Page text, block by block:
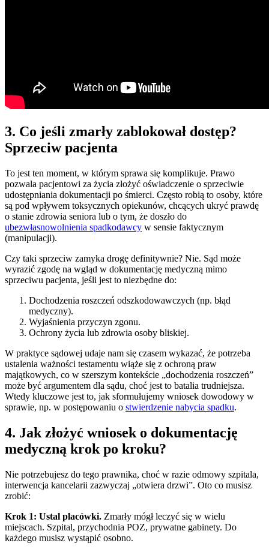
3. Co jeśli zmarły zablokował dostęp?
Sprzeciw pacjenta
To jest ten moment, w którym sprawa się komplikuje. Prawo
pozwala pacjentowi za życia złożyć oświadczenie o sprzeciwie
udostępniania dokumentacji po śmierci. Często robią to osoby, które
są pod wpływem toksycznych opiekunów, chcących ukryć prawdę
o stanie zdrowia seniora lub o tym, że doszło do
ubezwłasnowolnienia spadkodawcy w sensie faktycznym
(manipulacji).
Czy taki sprzeciw zamyka drogę definitywnie? Nie. Sąd może
wyrazić zgodę na wgląd w dokumentację medyczną mimo
sprzeciwu pacjenta, jeśli jest to niezbędne do:
Dochodzenia roszczeń odszkodowawczych (np. błąd
medyczny).
Wyjaśnienia przyczyn zgonu.
Ochrony życia lub zdrowia osoby bliskiej.
W praktyce sądowej udaje nam się czasem wykazać, że potrzeba
ustalenia ważności testamentu wiąże się z ochroną praw
majątkowych, co w szerszym kontekście „dochodzenia roszczeń”
może być argumentem dla sądu, choć jest to batalia trudniejsza.
Wtedy kluczowe jest to, jak sformułujemy wniosek dowodowy w
sprawie, np. w postępowaniu o stwierdzenie nabycia spadku.
4. Jak złożyć wniosek o dokumentację
medyczną krok po kroku?
Nie potrzebujesz do tego prawnika, choć w razie odmowy szpitala,
interwencja kancelarii zazwyczaj „otwiera drzwi”. Oto co musisz
zrobić:
Krok 1: Ustal placówki. Zmarły mógł leczyć się w wielu
miejscach. Szpital, przychodnia POZ, prywatne gabinety. Do
każdego musisz wystąpić osobno.